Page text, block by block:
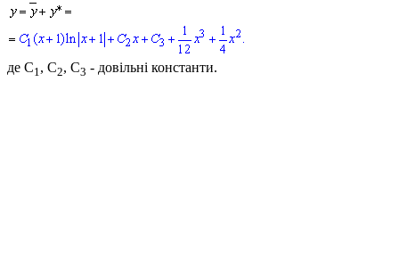
де С1, С2, С3 - довільні константи.